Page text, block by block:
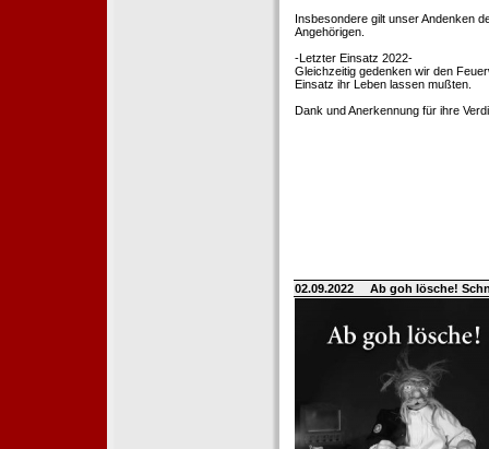
Insbesondere gilt unser Andenken
Angehörigen.
-Letzter Einsatz 2022-
Gleichzeitig gedenken wir den
Einsatz ihr Leben lassen mußten.
Dank und Anerkennung für ihre
02.09.2022 Ab goh lösche!